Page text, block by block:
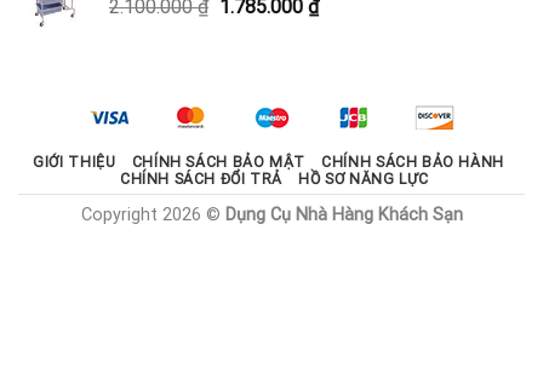
1.800.000 ₫.
2.100.000₫ Giá
1.785.000 ₫Giá
1.785.000 ₫.
GIỚI THIỆU CHÍNH SÁCH BẢO MẬT
CHÍNH SÁCH BẢO HÀNH
CHÍNH SÁCH ĐỔI TRẢ
HỒ SƠ NĂNG LỰC
Copyright 2026 © Dụng Cụ Nhà Hàng Khách Sạn